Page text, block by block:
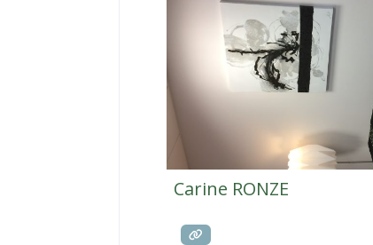
Carine RONZE